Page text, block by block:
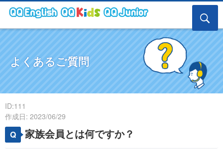
よくあるご質問
ID:111
作成日: 2023/06/29
家族会員とは何ですか？